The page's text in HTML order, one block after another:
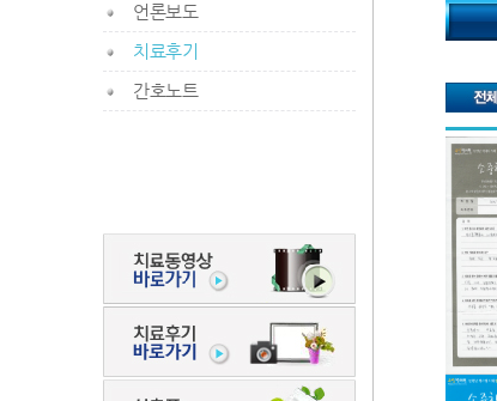
언론보도
치료후기
간호노트